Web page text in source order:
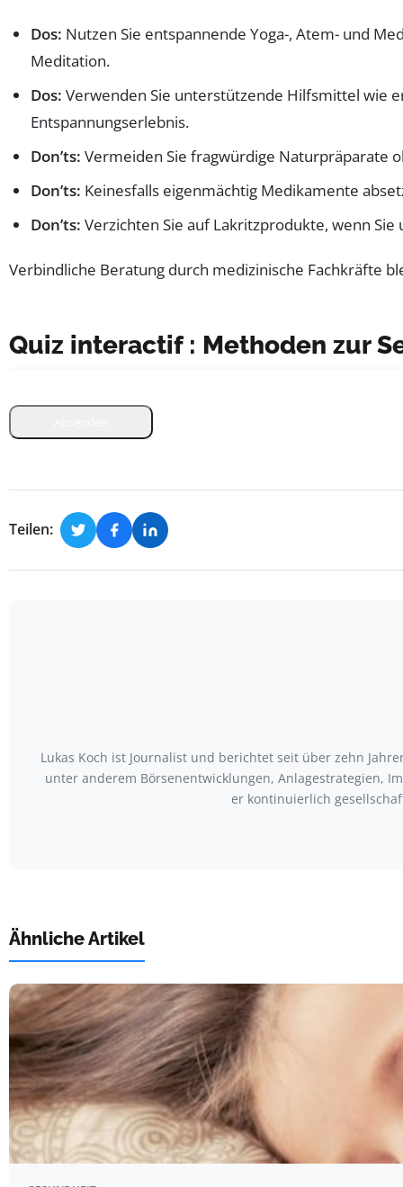
Dos: Nutzen Sie entspannende Yoga-, Atem- und
Meditation.
Dos: Verwenden Sie unterstützende Hilfsmittel wie
Entspannungserlebnis.
Don’ts: Vermeiden Sie fragwürdige Naturpräparate
Don’ts: Keinesfalls eigenmächtig Medikamente
Don’ts: Verzichten Sie auf Lakritzprodukte, wenn
Verbindliche Beratung durch medizinische Fachkräfte
Quiz interactif : Methoden zur
Teilen:
Lukas Koch ist Journalist und berichtet seit über zehn
unter anderem Börsenentwicklungen, Anlagestrategien,
er kontinuierlich
Ähnliche Artikel